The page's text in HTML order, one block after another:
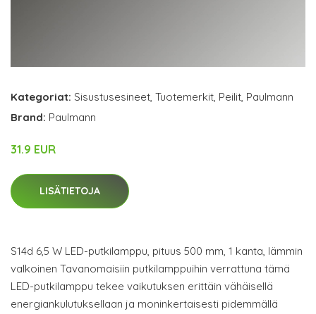
Kategoriat: Sisustusesineet, Tuotemerkit, Peilit, Paulmann
Brand: Paulmann
31.9 EUR
LISÄTIETOJA
S14d 6,5 W LED-putkilamppu, pituus 500 mm, 1 kanta, lämmin
valkoinen Tavanomaisiin putkilamppuihin verrattuna tämä
LED-putkilamppu tekee vaikutuksen erittäin vähäisellä
energiankulutuksellaan ja moninkertaisesti pidemmällä